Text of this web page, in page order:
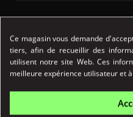
0 mg : sans nicotine
3 mg : dosage très léger
6 mg : dosage léger en
11 mg : dosage moyen en
Ce magasin vous demande
tiers, afin de recueillir des
utilisent notre site Web. Ces
meilleure expérience utilisateur et